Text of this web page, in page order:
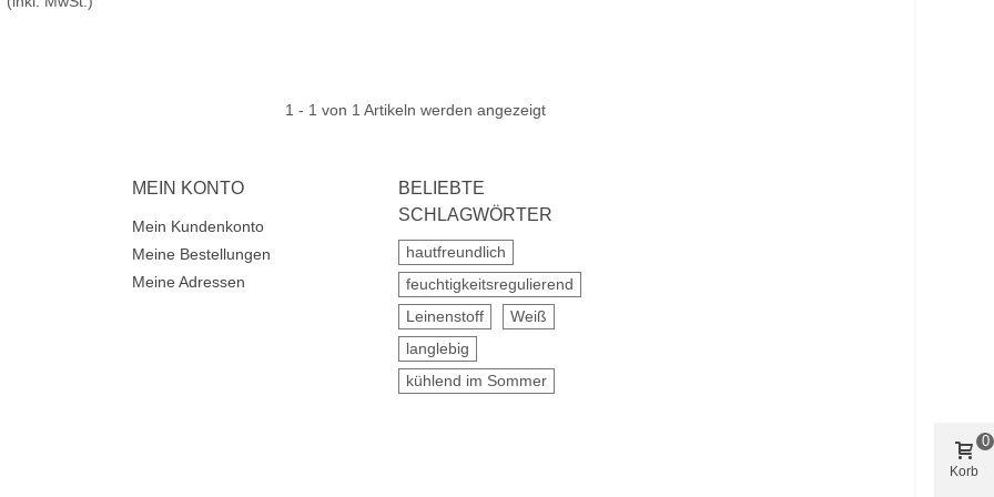
1 - 1 von 1 Artikeln werden angezeigt
MEIN KONTO
Mein Kundenkonto
Meine Bestellungen
Meine Adressen
BELIEBTE
SCHLAGWÖRTER
hautfreundlich
feuchtigkeitsregulierend
Leinenstoff
Weiß
langlebig
kühlend im Sommer
Korb
0